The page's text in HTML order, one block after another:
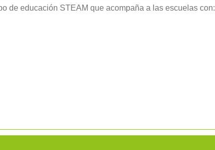
de educación STEAM que acompaña a las escuelas con: